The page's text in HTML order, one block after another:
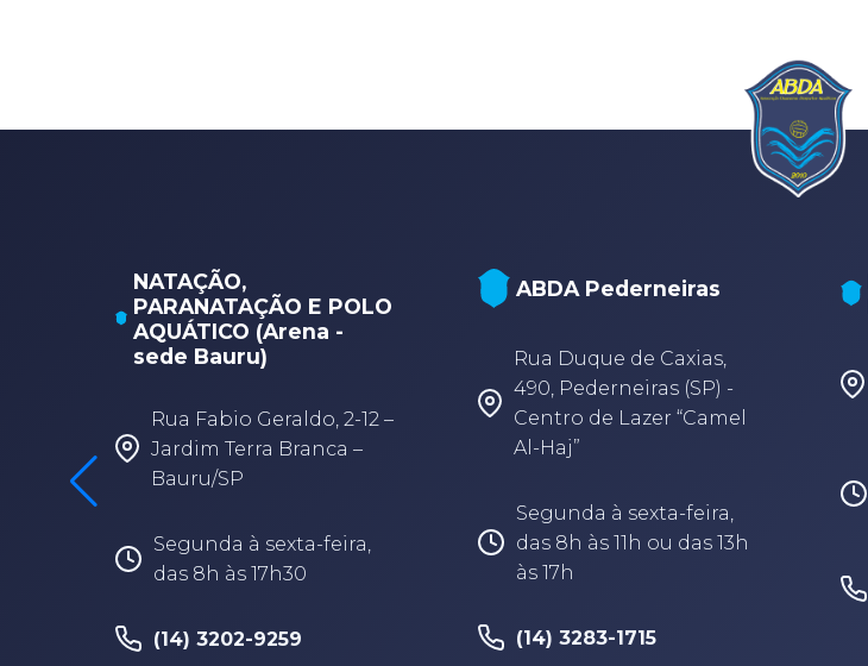
NATAÇÃO,
PARANATAÇÃO E POLO
AQUÁTICO (Arena -
sede Bauru)
Rua Fabio Geraldo, 2-12 –
Jardim Terra Branca –
Bauru/SP
Segunda à sexta-feira,
das 8h às 17h30
(14) 3202-9259
ABDA Pederneiras
Rua Duque de Caxias,
490, Pederneiras (SP) -
Centro de Lazer “Camel
Al-Haj”
Segunda à sexta-feira,
das 8h às 11h ou das 13h
às 17h
(14) 3283-1715